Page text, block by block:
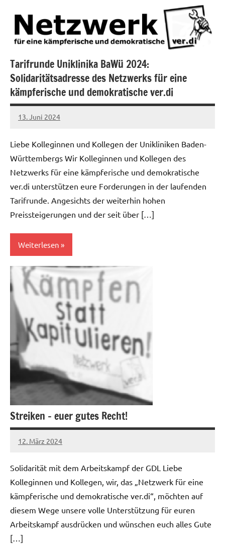
Tarifrunde Uniklinika BaWü 2024:
Solidaritätsadresse des Netzwerks für eine
kämpferische und demokratische ver.di
13. Juni 2024
netzwerkverdi
Liebe Kolleginnen und Kollegen der Unikliniken Baden-
Württembergs Wir Kolleginnen und Kollegen des
Netzwerks für eine kämpferische und demokratische
ver.di unterstützen eure Forderungen in der laufenden
Tarifrunde. Angesichts der weiterhin hohen
Preissteigerungen und der seit über […]
Weiterlesen
Gesundheitswesen
Öffentlicher
Dienst
Streiken – euer gutes Recht!
12. März 2024
netzwerkverdi
Solidarität mit dem Arbeitskampf der GDL Liebe
Kolleginnen und Kollegen, wir, das „Netzwerk für eine
kämpferische und demokratische ver.di“, möchten auf
diesem Wege unsere volle Unterstützung für euren
Arbeitskampf ausdrücken und wünschen euch alles Gute
[…]